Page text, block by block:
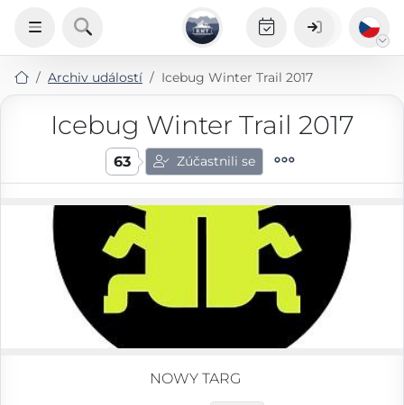
Archiv událostí Icebug Winter Trail 2017
Icebug Winter Trail 2017
63 Zúčastnili se
NOWY TARG